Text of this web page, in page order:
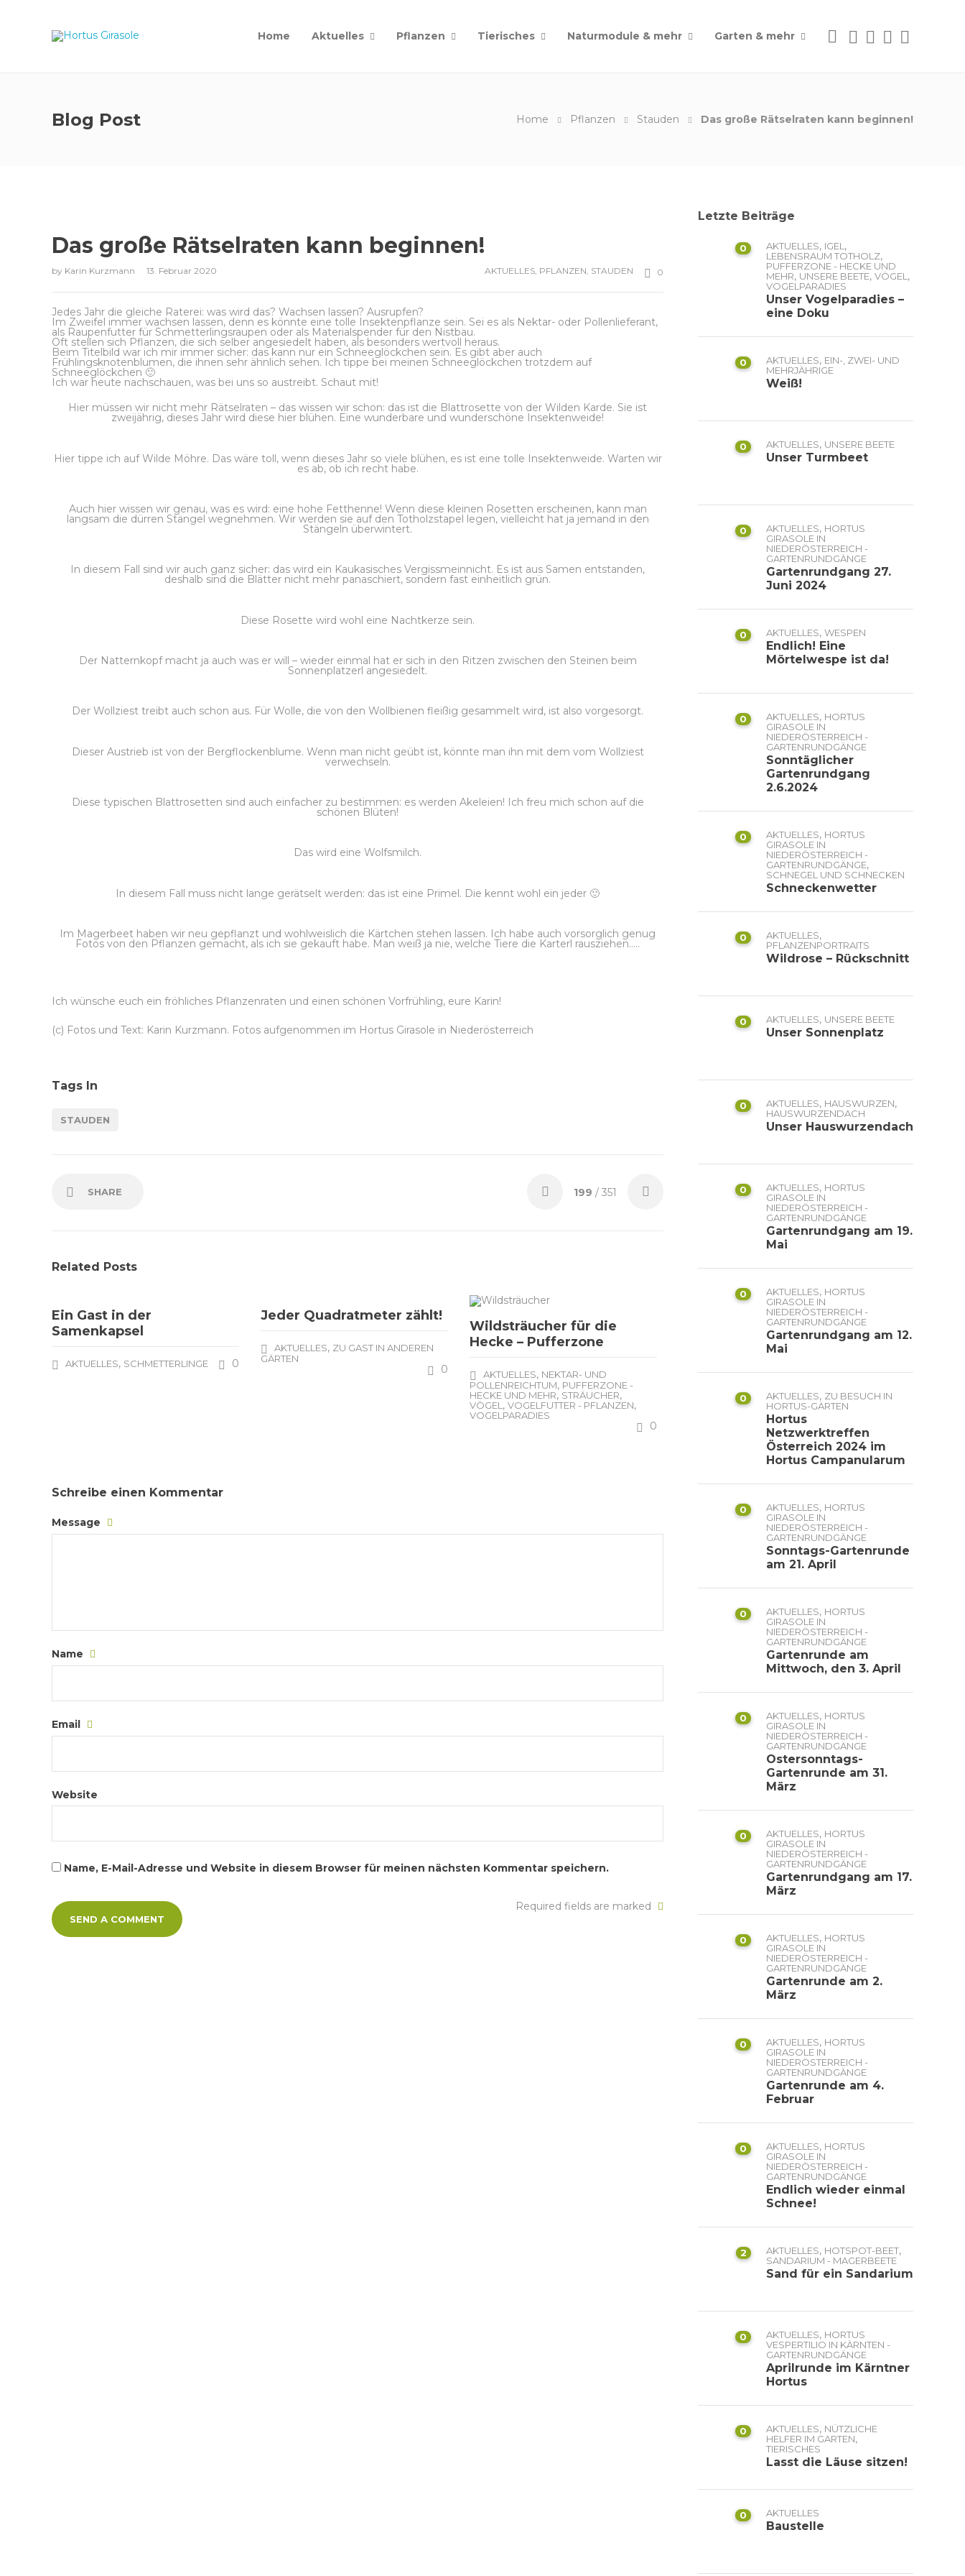
Home Aktuelles Pflanzen Tierisches Naturmodule & mehr Garten & mehr
Blog Post Home Pflanzen Stauden Das große Rätselraten kann beginnen!
Das große Rätselraten kann beginnen!
by Karin Kurzmann 13. Februar 2020 AKTUELLES, PFLANZEN, STAUDEN 0
Jedes Jahr die gleiche Raterei: was wird das? Wachsen lassen? Ausrupfen?
Im Zweifel immer wachsen lassen, denn es könnte eine tolle Insektenpflanze sein. Sei es als Nektar- oder Pollenlieferant,
als Raupenfutter für Schmetterlingsraupen oder als Materialspender für den Nistbau.
Oft stellen sich Pflanzen, die sich selber angesiedelt haben, als besonders wertvoll heraus.
Beim Titelbild war ich mir immer sicher: das kann nur ein Schneeglöckchen sein. Es gibt aber auch
Frühlingsknotenblumen, die ihnen sehr ähnlich sehen. Ich tippe bei meinen Schneeglöckchen trotzdem auf
Schneeglöckchen 🙂
Ich war heute nachschauen, was bei uns so austreibt. Schaut mit!
Hier müssen wir nicht mehr Rätselraten – das wissen wir schon: das ist die Blattrosette von der Wilden Karde. Sie ist
zweijährig, dieses Jahr wird diese hier blühen. Eine wunderbare und wunderschöne Insektenweide!
Hier tippe ich auf Wilde Möhre. Das wäre toll, wenn dieses Jahr so viele blühen, es ist eine tolle Insektenweide. Warten wir
es ab, ob ich recht habe.
Auch hier wissen wir genau, was es wird: eine hohe Fetthenne! Wenn diese kleinen Rosetten erscheinen, kann man
langsam die dürren Stängel wegnehmen. Wir werden sie auf den Totholzstapel legen, vielleicht hat ja jemand in den
Stängeln überwintert.
In diesem Fall sind wir auch ganz sicher: das wird ein Kaukasisches Vergissmeinnicht. Es ist aus Samen entstanden,
deshalb sind die Blätter nicht mehr panaschiert, sondern fast einheitlich grün.
Diese Rosette wird wohl eine Nachtkerze sein.
Der Natternkopf macht ja auch was er will – wieder einmal hat er sich in den Ritzen zwischen den Steinen beim
Sonnenplatzerl angesiedelt.
Der Wollziest treibt auch schon aus. Für Wolle, die von den Wollbienen fleißig gesammelt wird, ist also vorgesorgt.
Dieser Austrieb ist von der Bergflockenblume. Wenn man nicht geübt ist, könnte man ihn mit dem vom Wollziest
verwechseln.
Diese typischen Blattrosetten sind auch einfacher zu bestimmen: es werden Akeleien! Ich freu mich schon auf die
schönen Blüten!
Das wird eine Wolfsmilch.
In diesem Fall muss nicht lange gerätselt werden: das ist eine Primel. Die kennt wohl ein jeder 🙂
Im Magerbeet haben wir neu gepflanzt und wohlweislich die Kärtchen stehen lassen. Ich habe auch vorsorglich genug
Fotos von den Pflanzen gemacht, als ich sie gekauft habe. Man weiß ja nie, welche Tiere die Karterl rausziehen…..
Ich wünsche euch ein fröhliches Pflanzenraten und einen schönen Vorfrühling, eure Karin!
(c) Fotos und Text: Karin Kurzmann. Fotos aufgenommen im Hortus Girasole in Niederösterreich
Tags In
STAUDEN
SHARE 199 / 351
Related Posts
Ein Gast in der
Samenkapsel
AKTUELLES, SCHMETTERLINGE 0
Jeder Quadratmeter zählt!
AKTUELLES, ZU GAST IN ANDEREN
GÄRTEN
0
Wildsträucher für die
Hecke – Pufferzone
AKTUELLES, NEKTAR- UND
POLLENREICHTUM, PUFFERZONE -
HECKE UND MEHR, STRÄUCHER,
VÖGEL ,VOGELFUTTER - PFLANZEN,
VOGELPARADIES
0
Schreibe einen Kommentar
Message
Name
Email
Website
Name, E-Mail-Adresse und Website in diesem Browser für meinen nächsten Kommentar speichern.
Required fields are marked
Letzte Beiträge
0 AKTUELLES, IGEL ,
LEBENSRAUM TOTHOLZ,
PUFFERZONE - HECKE UND
MEHR, UNSERE BEETE, VÖGEL ,
VOGELPARADIES
Unser Vogelparadies –
eine Doku
0 AKTUELLES, EIN-, ZWEI- UND
MEHRJÄHRIGE
Weiß!
0 AKTUELLES, UNSERE BEETE
Unser Turmbeet
0 AKTUELLES, HORTUS
GIRASOLE IN
NIEDERÖSTERREICH -
GARTENRUNDGÄNGE
Gartenrundgang 27.
Juni 2024
0 AKTUELLES, WESPEN
Endlich! Eine
Mörtelwespe ist da!
0 AKTUELLES, HORTUS
GIRASOLE IN
NIEDERÖSTERREICH -
GARTENRUNDGÄNGE
Sonntäglicher
Gartenrundgang
2.6.2024
0 AKTUELLES, HORTUS
GIRASOLE IN
NIEDERÖSTERREICH -
GARTENRUNDGÄNGE,
SCHNEGEL UND SCHNECKEN
Schneckenwetter
0 AKTUELLES,
PFLANZENPORTRAITS
Wildrose – Rückschnitt
0 AKTUELLES, UNSERE BEETE
Unser Sonnenplatz
0 AKTUELLES, HAUSWURZEN,
HAUSWURZENDACH
Unser Hauswurzendach
0 AKTUELLES, HORTUS
GIRASOLE IN
NIEDERÖSTERREICH -
GARTENRUNDGÄNGE
Gartenrundgang am 19.
Mai
0 AKTUELLES, HORTUS
GIRASOLE IN
NIEDERÖSTERREICH -
GARTENRUNDGÄNGE
Gartenrundgang am 12.
Mai
0 AKTUELLES, ZU BESUCH IN
HORTUS-GÄRTEN
Hortus
Netzwerktreffen
Österreich 2024 im
Hortus Campanularum
0 AKTUELLES, HORTUS
GIRASOLE IN
NIEDERÖSTERREICH -
GARTENRUNDGÄNGE
Sonntags-Gartenrunde
am 21. April
0 AKTUELLES, HORTUS
GIRASOLE IN
NIEDERÖSTERREICH -
GARTENRUNDGÄNGE
Gartenrunde am
Mittwoch, den 3. April
0 AKTUELLES, HORTUS
GIRASOLE IN
NIEDERÖSTERREICH -
GARTENRUNDGÄNGE
Ostersonntags-
Gartenrunde am 31.
März
0 AKTUELLES, HORTUS
GIRASOLE IN
NIEDERÖSTERREICH -
GARTENRUNDGÄNGE
Gartenrundgang am 17.
März
0 AKTUELLES, HORTUS
GIRASOLE IN
NIEDERÖSTERREICH -
GARTENRUNDGÄNGE
Gartenrunde am 2.
März
0 AKTUELLES, HORTUS
GIRASOLE IN
NIEDERÖSTERREICH -
GARTENRUNDGÄNGE
Gartenrunde am 4.
Februar
0 AKTUELLES, HORTUS
GIRASOLE IN
NIEDERÖSTERREICH -
GARTENRUNDGÄNGE
Endlich wieder einmal
Schnee!
2 AKTUELLES, HOTSPOT-BEET,
SANDARIUM - MAGERBEETE
Sand für ein Sandarium
0 AKTUELLES, HORTUS
VESPERTILIO IN KÄRNTEN -
GARTENRUNDGÄNGE
Aprilrunde im Kärntner
Hortus
0 AKTUELLES, NÜTZLICHE
HELFER IM GARTEN,
TIERISCHES
Lasst die Läuse sitzen!
0 AKTUELLES
Baustelle